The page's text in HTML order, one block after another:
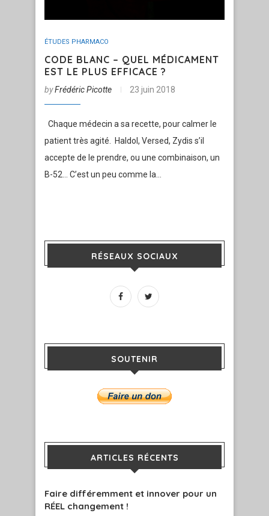
ÉTUDES PHARMACO
CODE BLANC – QUEL MÉDICAMENT
EST LE PLUS EFFICACE ?
byFrédéric Picotte 23 juin 2018
Chaque médecin a sa recette, pour calmer le
patient très agité. Haldol, Versed, Zydis s’il
accepte de le prendre, ou une combinaison, un
B-52… C’est un peu comme la…
RÉSEAUX SOCIAUX
SOUTENIR
ARTICLES RÉCENTS
Faire différemment et innover pour un
RÉEL changement !